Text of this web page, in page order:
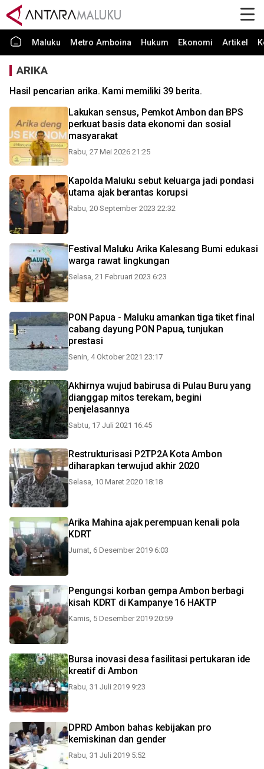
Maluku Metro Amboina Hukum Ekonomi Artikel
ARIKA
Hasil pencarian arika. Kami memiliki 39 berita.
Lakukan sensus, Pemkot Ambon dan BPS
perkuat basis data ekonomi dan sosial
masyarakat
Rabu, 27 Mei 2026 21:25
Kapolda Maluku sebut keluarga jadi pondasi
utama ajak berantas korupsi
Rabu, 20 September 2023 22:32
Festival Maluku Arika Kalesang Bumi edukasi
warga rawat lingkungan
Selasa, 21 Februari 2023 6:23
PON Papua - Maluku amankan tiga tiket final
cabang dayung PON Papua, tunjukan
prestasi
Senin, 4 Oktober 2021 23:17
Akhirnya wujud babirusa di Pulau Buru yang
dianggap mitos terekam, begini
penjelasannya
Sabtu, 17 Juli 2021 16:45
Restrukturisasi P2TP2A Kota Ambon
diharapkan terwujud akhir 2020
Selasa, 10 Maret 2020 18:18
Arika Mahina ajak perempuan kenali pola
KDRT
Jumat, 6 Desember 2019 6:03
Pengungsi korban gempa Ambon berbagi
kisah KDRT di Kampanye 16 HAKTP
Kamis, 5 Desember 2019 20:59
Bursa inovasi desa fasilitasi pertukaran ide
kreatif di Ambon
Rabu, 31 Juli 2019 9:23
DPRD Ambon bahas kebijakan pro
kemiskinan dan gender
Rabu, 31 Juli 2019 5:52